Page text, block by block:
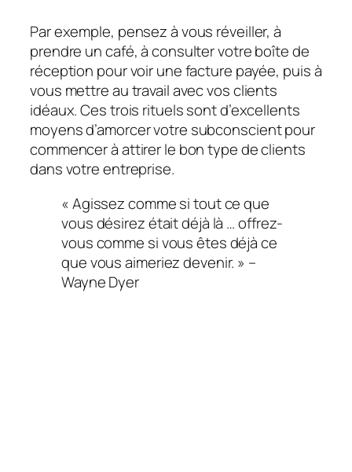
Par exemple, pensez à vous réveiller, à
prendre un café, à consulter votre boîte de
réception pour voir une facture payée, puis à
vous mettre au travail avec vos clients
idéaux. Ces trois rituels sont d’excellents
moyens d’amorcer votre subconscient pour
commencer à attirer le bon type de clients
dans votre entreprise.
« Agissez comme si tout ce que
vous désirez était déjà là … offrez-
vous comme si vous êtes déjà ce
que vous aimeriez devenir. » –
Wayne Dyer